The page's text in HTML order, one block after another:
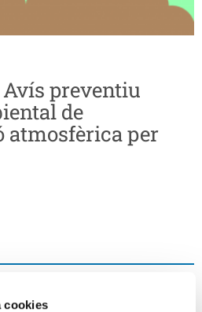
cookies
Avís preventiu
de
atmosfèrica per